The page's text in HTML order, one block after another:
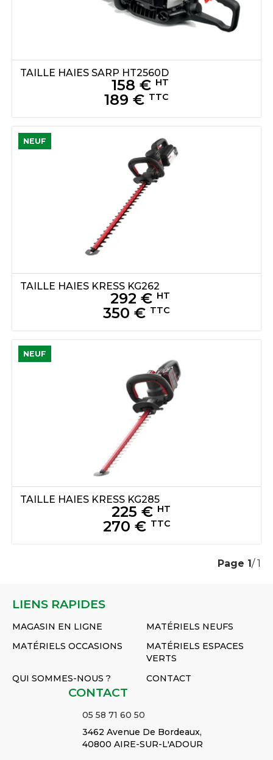
TAILLE HAIES SARP HT2560D
158 € HT
189 € TTC
NEUF
TAILLE HAIES KRESS KG262
292 € HT
350 € TTC
NEUF
TAILLE HAIES KRESS KG285
225 € HT
270 € TTC
Page 1/ 1
LIENS RAPIDES
MAGASIN EN LIGNE
MATÉRIELS NEUFS
MATÉRIELS OCCASIONS
MATÉRIELS ESPACES
VERTS
QUI SOMMES-NOUS ?
CONTACT
CONTACT
05 58 71 60 50
3462 Avenue De Bordeaux,
40800 AIRE-SUR-L'ADOUR